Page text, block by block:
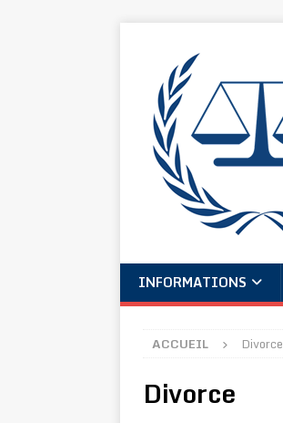
INFORMATIONS
ACCUEIL Divorce
Divorce